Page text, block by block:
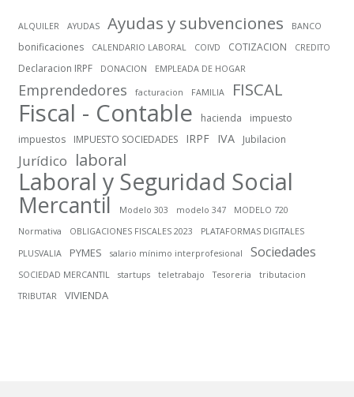
ALQUILER AYUDAS Ayudas y subvenciones BANCO
bonificaciones CALENDARIO LABORAL COIVD COTIZACION CREDITO
Declaracion IRPF DONACION EMPLEADA DE HOGAR
Emprendedores facturacion FAMILIA FISCAL
Fiscal - Contable hacienda
impuesto
impuestos
IMPUESTO SOCIEDADES IRPF IVA Jubilacion
Jurídico laboral
Laboral y Seguridad Social
Mercantil Modelo 303 modelo 347
MODELO 720
Normativa
OBLIGACIONES FISCALES 2023
PLATAFORMAS DIGITALES
PLUSVALIA
PYMES salario mínimo interprofesional Sociedades
SOCIEDAD MERCANTIL startups teletrabajo Tesoreria
tributacion
TRIBUTAR
VIVIENDA